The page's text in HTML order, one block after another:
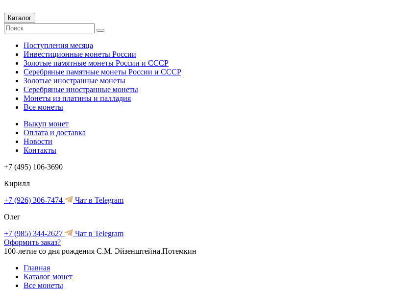
Каталог
Поступления месяца
Инвестиционные монеты России
Золотые памятные монеты России и СССР
Серебряные памятные монеты России и СССР
Золотые иностранные монеты
Серебряные иностранные монеты
Монеты из платины и палладия
Все монеты
Выкуп монет
Оплата и доставка
Новости
Контакты
+7 (495) 106-3690
Кирилл
+7 (926) 306-7474
Чат в Telegram
Олег
+7 (985) 344-2627
Чат в Telegram
Оформить заказ?
100-летие со дня рождения С.М. Эйзенштейна.Потемкин
Главная
Каталог монет
Все монеты